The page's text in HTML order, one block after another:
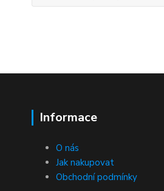
Informace
O nás
Jak nakupovat
Obchodní podmínky